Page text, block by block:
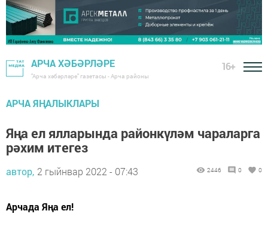
АРЧА ХӘБӘРЛӘРЕ
"Арча хәбәрләре" газетасы - Арча районы
16+
АРЧА ЯҢАЛЫКЛАРЫ
Яңа ел ялларында районкүләм чараларга
рәхим итегез
автор, 2 гыйнвар 2022 - 07:43 2446 0 0
Арчада Яңа ел!